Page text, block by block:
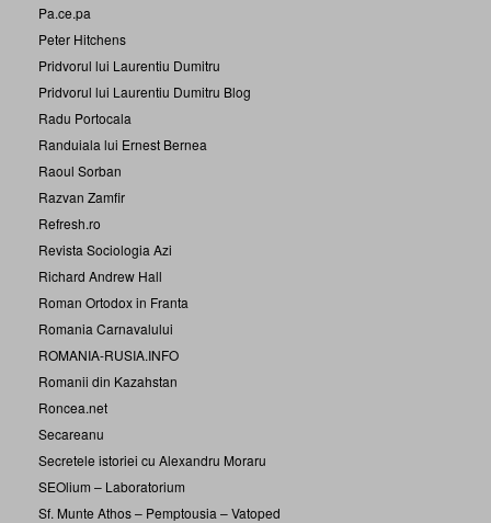
Pa.ce.pa
Peter Hitchens
Pridvorul lui Laurentiu Dumitru
Pridvorul lui Laurentiu Dumitru Blog
Radu Portocala
Randuiala lui Ernest Bernea
Raoul Sorban
Razvan Zamfir
Refresh.ro
Revista Sociologia Azi
Richard Andrew Hall
Roman Ortodox in Franta
Romania Carnavalului
ROMANIA-RUSIA.INFO
Romanii din Kazahstan
Roncea.net
Secareanu
Secretele istoriei cu Alexandru Moraru
SEOlium – Laboratorium
Sf. Munte Athos – Pemptousia – Vatoped